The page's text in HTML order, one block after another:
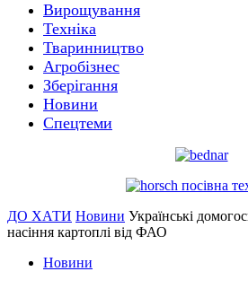
Вирощування
Техніка
Тваринництво
Агробізнес
Зберігання
Новини
Спецтеми
ДО ХАТИ Новини Українські
насіння картоплі від ФАО
Новини